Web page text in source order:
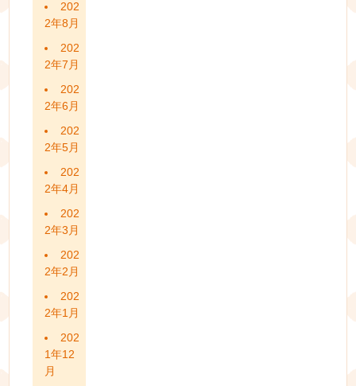
202
2年8月
202
2年7月
202
2年6月
202
2年5月
202
2年4月
202
2年3月
202
2年2月
202
2年1月
202
1年12
月